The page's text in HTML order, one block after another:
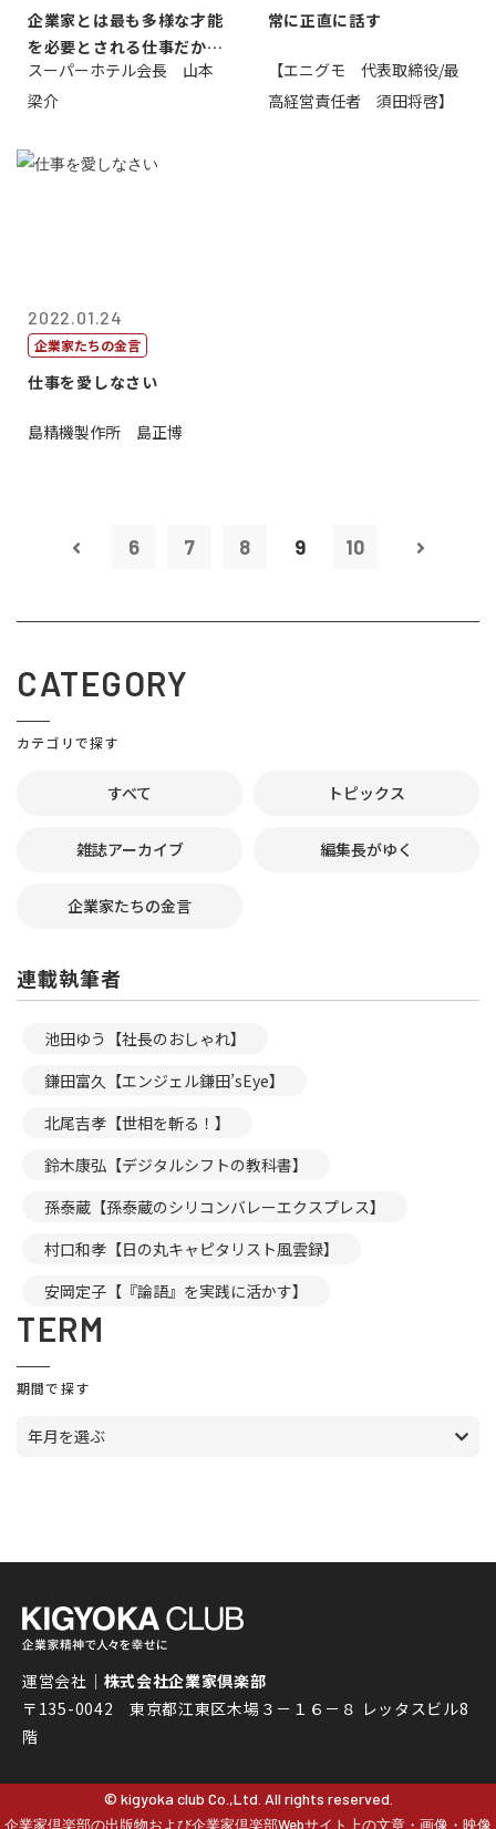
企業家とは最も多様な才能
を必要とされる仕事だから
一番面白い
スーパーホテル会長 山本
梁介
常に正直に話す
【エニグモ 代表取締役/最
高経営責任者 須田将啓】
2022.01.24
企業家たちの金言
仕事を愛しなさい
島精機製作所 島正博
6 7 8 9 10
CATEGORY
カテゴリで探す
すべて トピックス
雑誌アーカイブ 編集長がゆく
企業家たちの金言
連載執筆者
池田ゆう【社長のおしゃれ】
鎌田富久【エンジェル鎌田’sEye】
北尾吉孝【世相を斬る！】
鈴木康弘【デジタルシフトの教科書】
孫泰蔵【孫泰蔵のシリコンバレーエクスプレス】
村口和孝【日の丸キャピタリスト風雲録】
安岡定子【『論語』を実践に活かす】
TERM
期間で探す
年月を選ぶ
運営会社｜ 株式会社企業家倶楽部
〒135-0042 東京都江東区木場３－１６－８ レッタスビル8
階
© kigyoka club Co.,Ltd. All rights reserved.
企業家倶楽部の出版物および企業家倶楽部Webサイト上の文章・画像・映像